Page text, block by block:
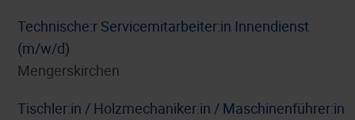
Technische:r Servicemitarbeiter:in Innendienst
(m/w/d)
Mengerskirchen
Tischler:in / Holzmechaniker:in / Maschinenführer:in